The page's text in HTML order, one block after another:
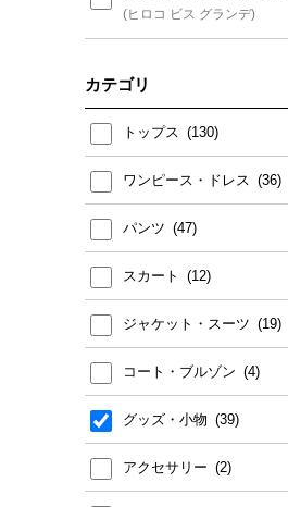
MK MICHEL KLEIN(小さい
サイズ)
(小さいサイズ))
(ヒロコ ビス グランデ)
カテゴリ
トップス
ワンピース・ドレス
パンツ
スカート
ジャケット・スーツ
コート・ブルゾン
グッズ・小物
アクセサリー